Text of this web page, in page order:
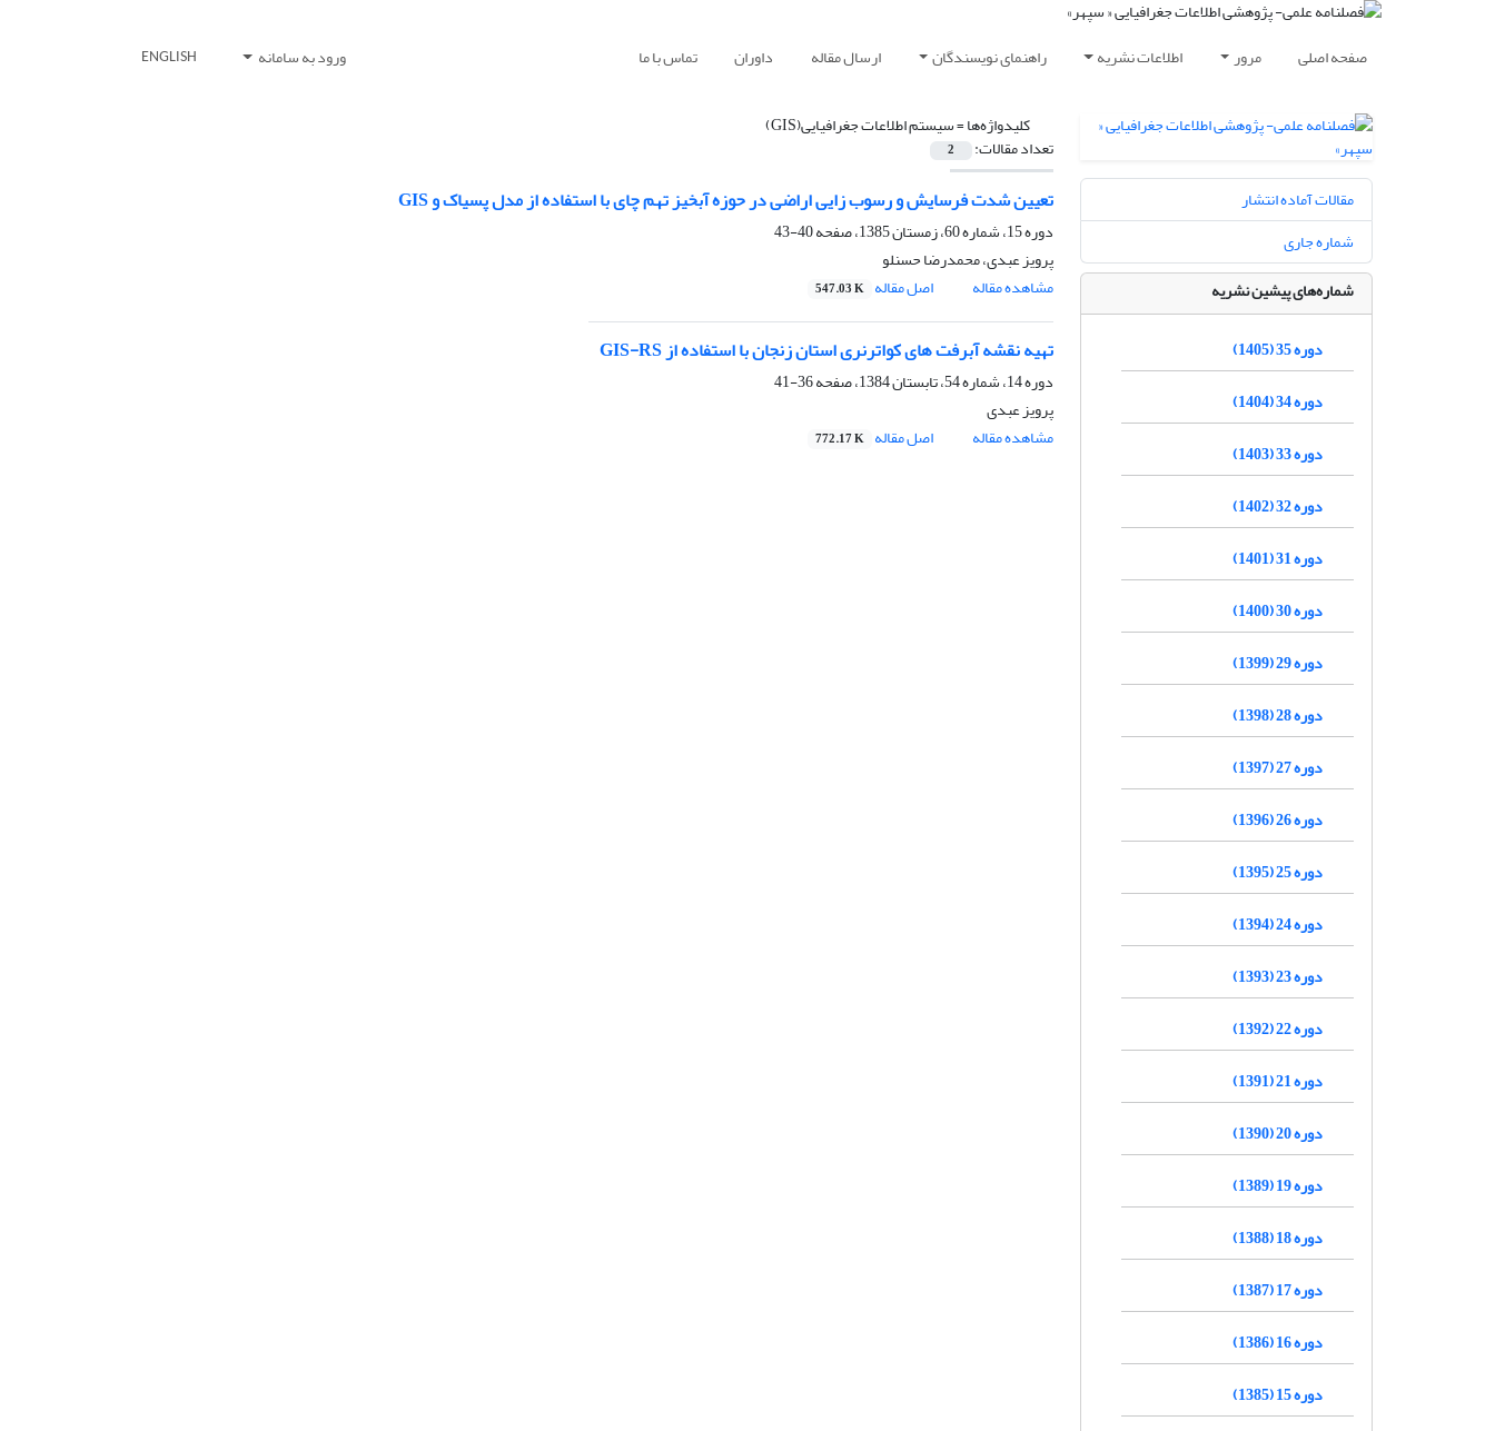
صفحه اصلی مرور اطلاعات نشریه راهنمای نویسندگان ارسال مقاله داوران تماس با ما ورود به سامانه ENGLISH
کلیدواژه‌ها =سیستم اطلاعات جغرافیایى(GIS)
تعداد مقالات: 2
تعیین شدت فرسایش و رسوب زایى اراضى در حوزه آبخیز تهم ‏چاى با استفاده از مدل پسیاک و GIS
دوره 15، شماره 60، زمستان 1385، صفحه
40-43
پرویز عبدی، محمدرضا حسنلو
مشاهده مقاله
اصل مقاله 547.03 K
تهیه نقشه آبرفت هاى کواترنرى استان زنجان با استفاده از GIS-RS
دوره 14، شماره 54، تابستان 1384، صفحه
36-41
پرویز عبدی
مشاهده مقاله
اصل مقاله 772.17 K
مقالات آماده انتشار
شماره جاری
شماره‌های پیشین نشریه
دوره 35 (1405)
دوره 34 (1404)
دوره 33 (1403)
دوره 32 (1402)
دوره 31 (1401)
دوره 30 (1400)
دوره 29 (1399)
دوره 28 (1398)
دوره 27 (1397)
دوره 26 (1396)
دوره 25 (1395)
دوره 24 (1394)
دوره 23 (1393)
دوره 22 (1392)
دوره 21 (1391)
دوره 20 (1390)
دوره 19 (1389)
دوره 18 (1388)
دوره 17 (1387)
دوره 16 (1386)
دوره 15 (1385)